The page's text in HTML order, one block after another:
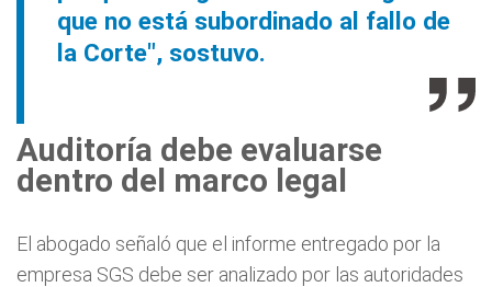
que no está subordinado al fallo de
la Corte", sostuvo.
Auditoría debe evaluarse
dentro del marco legal
El abogado señaló que el informe entregado por la
empresa SGS debe ser analizado por las autoridades